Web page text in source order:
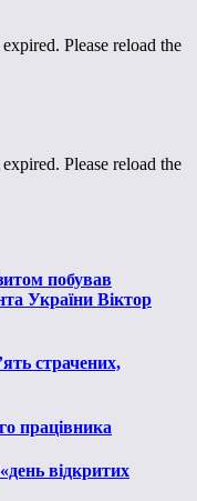
Please reload the
Please reload the
побував
України Віктор
страчених,
працівника
відкритих